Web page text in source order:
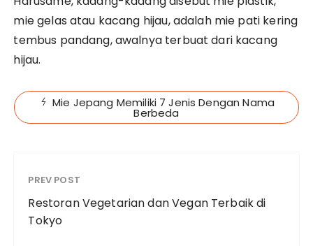
mie gelas atau kacang hijau, adalah mie pati kering
tembus pandang, awalnya terbuat dari kacang
hijau.
Mie Jepang Memiliki 7 Jenis Dengan Nama
Berbeda
PREV POST
Restoran Vegetarian dan Vegan Terbaik di
Tokyo